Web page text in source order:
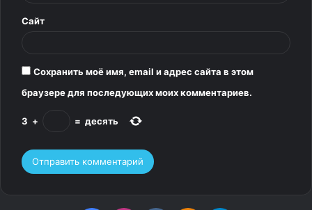
*
Сайт
Сохранить моё имя, email и адрес сайта в этом
браузере для последующих моих комментариев.
3 + = десять